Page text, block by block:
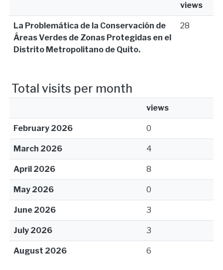
views
La Problemática de la Conservación de
Áreas Verdes de Zonas Protegidas en el
Distrito Metropolitano de Quito.
28
Total visits per month
views
February 2026 0
March 2026 4
April 2026 8
May 2026 0
June 2026 3
July 2026 3
August 2026 6